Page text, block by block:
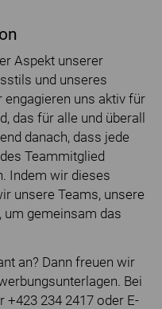
Aspekt unserer
und unseres
uns aktiv für
das für alle und überall
danach, dass jede
Teammitglied
Indem wir dieses
unsere Teams, unsere
um gemeinsam das
an? Dann freuen wir
Bei
+423 234 2417 oder E-